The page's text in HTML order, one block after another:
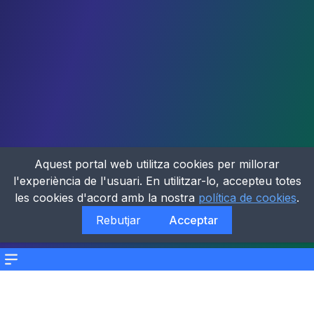
Menu
Aquest portal web utilitza cookies per millorar
l'experiència de l'usuari. En utilitzar-lo, accepteu totes
les cookies d'acord amb la nostra política de cookies.
Rebutjar
Acceptar